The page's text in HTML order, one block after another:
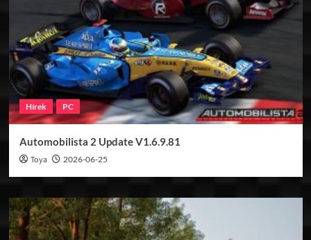
Hírek PC
Automobilista 2 Update V1.6.9.81
Toya 2026-06-25